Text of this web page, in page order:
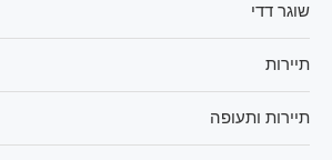
שוגר דדי
תיירות
תיירות ותעופה